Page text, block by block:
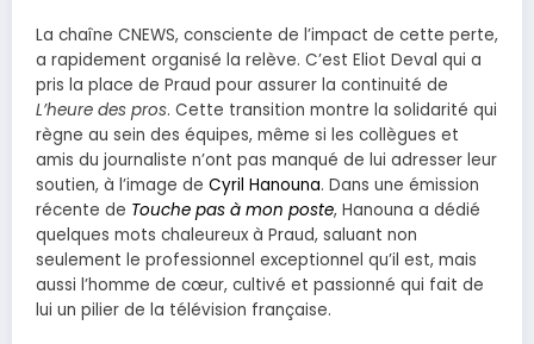
La chaîne CNEWS, consciente de l’impact de cette perte,
a rapidement organisé la relève. C’est Eliot Deval qui a
pris la place de Praud pour assurer la continuité de
L’heure des pros. Cette transition montre la solidarité qui
règne au sein des équipes, même si les collègues et
amis du journaliste n’ont pas manqué de lui adresser leur
soutien, à l’image de Cyril Hanouna. Dans une émission
récente de Touche pas à mon poste, Hanouna a dédié
quelques mots chaleureux à Praud, saluant non
seulement le professionnel exceptionnel qu’il est, mais
aussi l’homme de cœur, cultivé et passionné qui fait de
lui un pilier de la télévision française.